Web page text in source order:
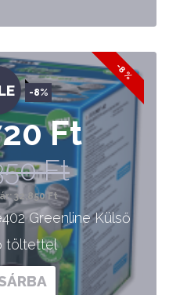
-8 %
-8%
Ft
Ft
32,850 Ft
Greenline Külső
töltettel